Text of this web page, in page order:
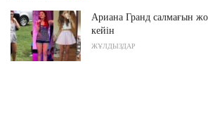
Ариана Гранд салмағын
кейін
ЖҰЛДЫЗДАР